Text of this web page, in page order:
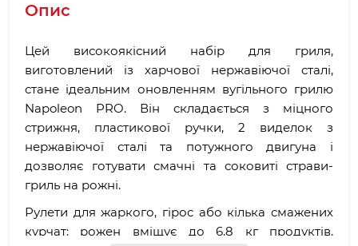
Опис
Цей високоякісний набір для гриля,
виготовлений із харчової нержавіючої сталі,
стане ідеальним оновленням вугільного грилю
Napoleon PRO. Він складається з міцного
стрижня, пластикової ручки, 2 виделок з
нержавіючої сталі та потужного двигуна і
дозволяє готувати смачні та соковиті страви-
гриль на рожні.
Рулети для жаркого, гірос або кілька смажених
курчат: рожен вміщує до 6,8 кг продуктів,